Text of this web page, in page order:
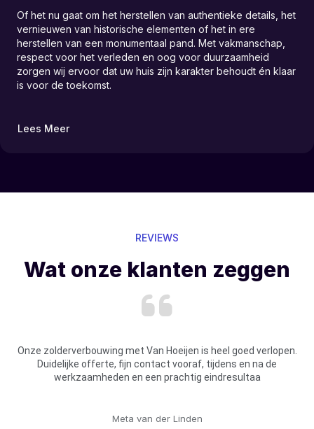
Of het nu gaat om het herstellen van authentieke details, het
vernieuwen van historische elementen of het in ere
herstellen van een monumentaal pand. Met vakmanschap,
respect voor het verleden en oog voor duurzaamheid
zorgen wij ervoor dat uw huis zijn karakter behoudt én klaar
is voor de toekomst.
Lees Meer
REVIEWS
Wat onze klanten zeggen
Onze zolderverbouwing met Van Hoeijen is heel goed verlopen.
Duidelijke offerte, fijn contact vooraf, tijdens en na de
werkzaamheden en een prachtig eindresultaa
Meta van der Linden